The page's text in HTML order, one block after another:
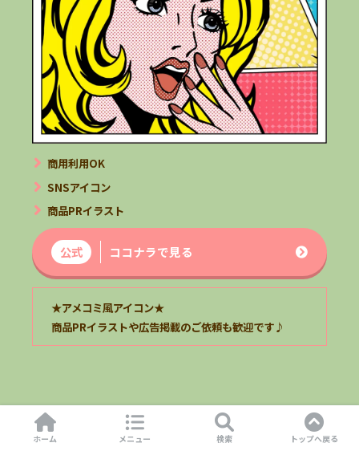
商用利用OK
SNSアイコン
商品PRイラスト
公式 ココナラで見る
★アメコミ風アイコン★
商品PRイラストや広告掲載のご依頼も歓迎です♪
SNSやブログにミニキャラアイコン
ホーム メニュー 検索 トップへ戻る